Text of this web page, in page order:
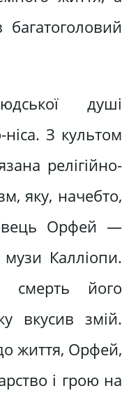
душі
З культом
релігійно-
яку, начебто,
Орфей —
Калліопи.
смерть його
вкусив змій.
життя, Орфей,
і грою на